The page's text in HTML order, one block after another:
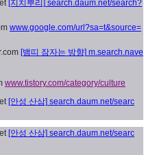
[지치뿌리] search.daum.net/search?
www.google.com/url?sa=t&source=
[뱀띠 잠자는 방향] m.search.nave
www.tistory.com/category/culture
[안성 산삼] search.daum.net/searc
[안성 산삼] search.daum.net/searc